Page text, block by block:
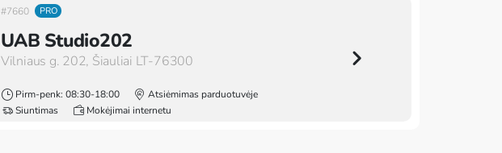
#7660 PRO
UAB Studio202
Vilniaus g. 202, Šiauliai LT-76300
Pirm-penk: 08:30-18:00
Atsiėmimas parduotuvėje
Siuntimas
Mokėjimai internetu